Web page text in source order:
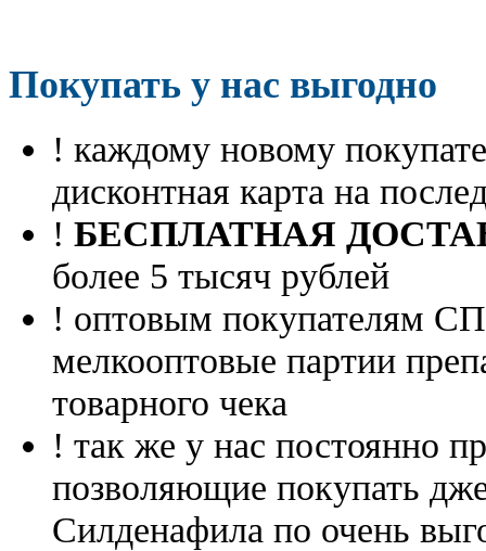
Покупать у нас выгодно
! каждому новому
дисконтная карта на
! БЕСПЛАТНАЯ
более 5 тысяч рублей
! оптовым покупателям
мелкооптовые партии
товарного чека
! так же у нас постоянно
позволяющие покупать
Силденафила по очень